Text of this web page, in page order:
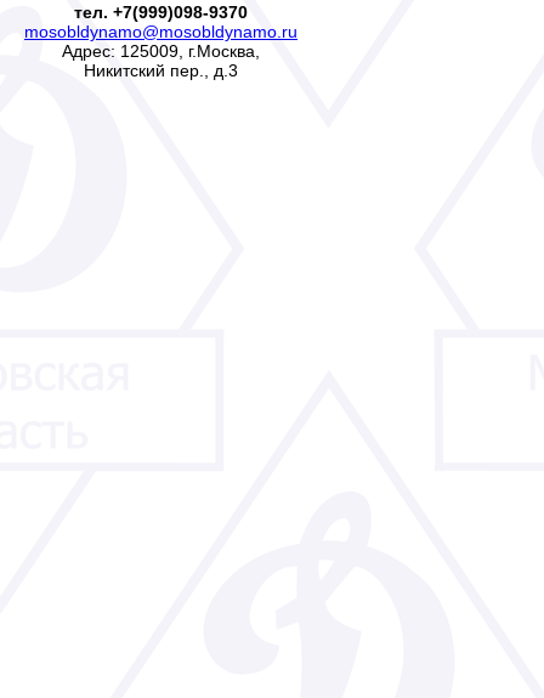
тел. +7(999)098-9370
mosobldynamo@mosobldynamo.ru
Адрес: 125009, г.Москва,
Никитский пер., д.3